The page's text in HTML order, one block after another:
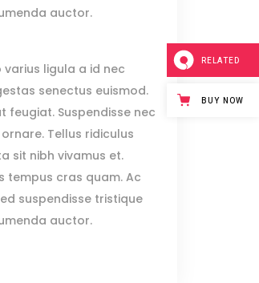
auctor.
varius ligula a id nec
senectus euismod.
feugiat. Suspendisse nec
Tellus ridiculus
sit nibh vivamus et.
tempus cras quam. Ac
suspendisse tristique
auctor.
RELATED
BUY NOW